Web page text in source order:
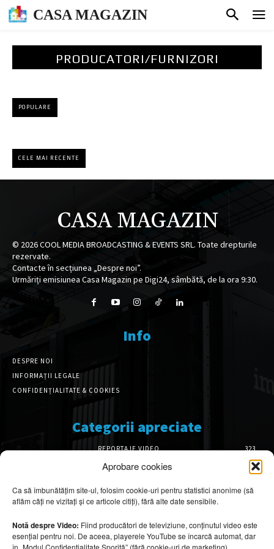
Aprobare cookies
Ca să îmbunătățim site-ul, folosim cookie-uri pentru statistici anonime (să
aflăm câți ne vizitați și ce articole citiți), fără alte date sensibile.
Notă despre Video: Fiind producători de televiziune, conținutul video este
esențial pentru noi. De aceea, playerele YouTube se încarcă automat, dar
în „Modul Confidențialitate Sporită” (fără cookie-uri de marketing).
CASA MAGAZIN
PRODUCATORI/FURNIZORI
POPULARE
CELE MAI RECENTE
CASA MAGAZIN
© 2026COOL MEDIA BROADCASTING & EVENTS SRL. Toate drepturile
rezervate.
Contacte în secțiunea „Despre noi”.
Urmăriți emisiunea Casa Magazin pe Digi24, sâmbătă, de la ora 9:30.
Info
DESPRE NOI
INFORMAȚII LEGALE
CONFIDENȚIALITATE & COOKIES
Categorii apreciate
REPORTAJE VIDEO
323
AMENAJĂRI INTERIOARE
126
DESIGN INTERIOR
64
ARHITECTURĂ & DESIGN
OPINII & ANALIZE
43